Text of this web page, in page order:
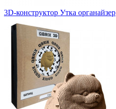
3D-конструктор Утка органайзер